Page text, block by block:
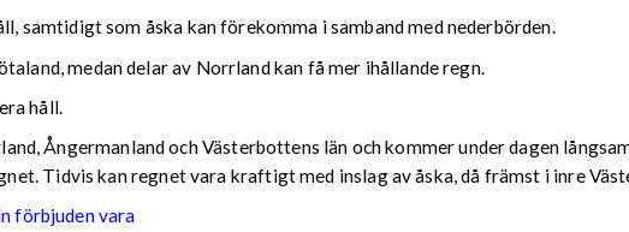
samtidigt som åska kan förekomma i samband med nederbörden.
medan delar av Norrland kan få mer ihållande regn.
håll.
Ångermanland och Västerbottens län och kommer under dagen
Tidvis kan regnet vara kraftigt med inslag av åska, då främst i inre
förbjuden vara